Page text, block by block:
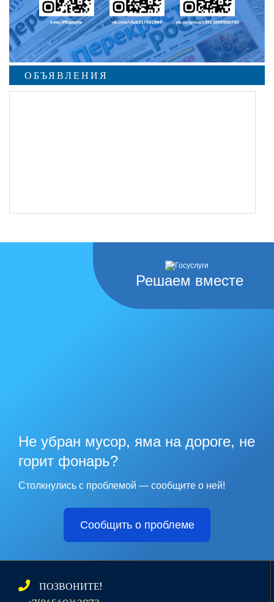
ОБЪЯВЛЕНИЯ
Решаем вместе
Не убран мусор, яма на дороге, не
горит фонарь?
Столкнулись с проблемой — сообщите о ней!
Сообщить о проблеме
ПОЗВОНИТЕ!